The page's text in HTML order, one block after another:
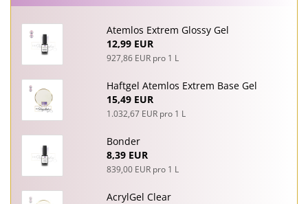
Atemlos Extrem Glossy Gel
12,99 EUR
927,86 EUR pro 1 L
Haftgel Atemlos Extrem Base Gel
15,49 EUR
1.032,67 EUR pro 1 L
Bonder
8,39 EUR
839,00 EUR pro 1 L
AcrylGel Clear